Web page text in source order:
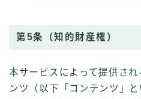
第5条（知的財産権）
本サービスによって提供さ
ンツ（以下「コンテンツ」